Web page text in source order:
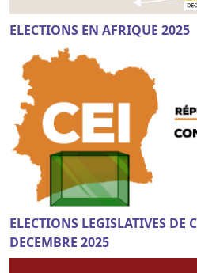
ELECTIONS EN AFRIQUE 2025
ELECTIONS LEGISLATIVES DE
DECEMBRE 2025